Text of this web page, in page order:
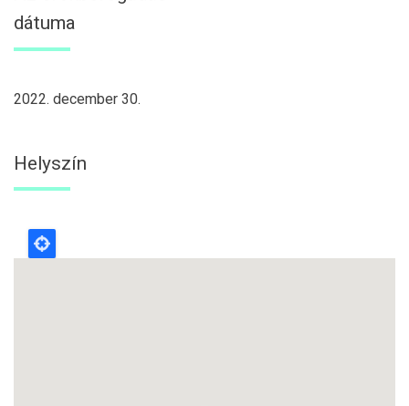
dátuma
2022. december 30.
Helyszín